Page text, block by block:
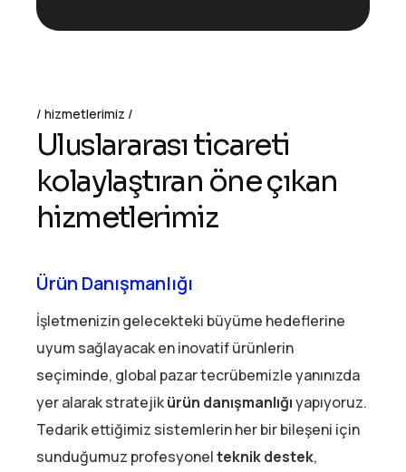
hizmetlerimiz
Uluslararasıticareti
kolaylaştıran öneçıkan
hizmetlerimiz
Ürün Danışmanlığı
İşletmenizin gelecekteki büyüme hedeflerine
uyum sağlayacak en inovatif ürünlerin
seçiminde, global pazar tecrübemizle yanınızda
yer alarak stratejikürün danışmanlığıyapıyoruz.
Tedarik ettiğimiz sistemlerin her bir bileşeni için
sunduğumuz profesyonelteknik destek,